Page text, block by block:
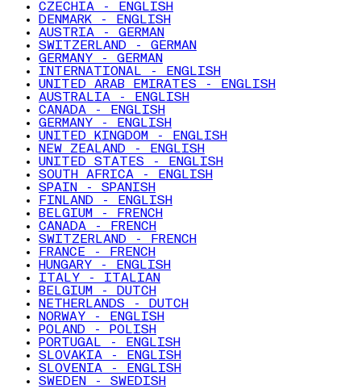
CZECHIA - ENGLISH
DENMARK - ENGLISH
AUSTRIA - GERMAN
SWITZERLAND - GERMAN
GERMANY - GERMAN
INTERNATIONAL - ENGLISH
UNITED ARAB EMIRATES - ENGLISH
AUSTRALIA - ENGLISH
CANADA - ENGLISH
GERMANY - ENGLISH
UNITED KINGDOM - ENGLISH
NEW ZEALAND - ENGLISH
UNITED STATES - ENGLISH
SOUTH AFRICA - ENGLISH
SPAIN - SPANISH
FINLAND - ENGLISH
BELGIUM - FRENCH
CANADA - FRENCH
SWITZERLAND - FRENCH
FRANCE - FRENCH
HUNGARY - ENGLISH
ITALY - ITALIAN
BELGIUM - DUTCH
NETHERLANDS - DUTCH
NORWAY - ENGLISH
POLAND - POLISH
PORTUGAL - ENGLISH
SLOVAKIA - ENGLISH
SLOVENIA - ENGLISH
SWEDEN - SWEDISH